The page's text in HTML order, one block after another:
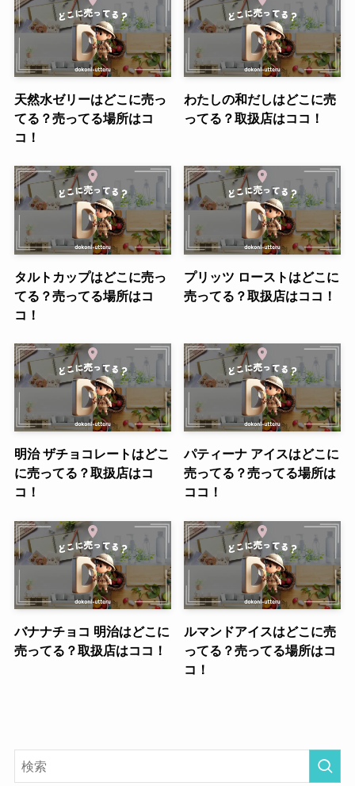
天然水ゼリーはどこに売っ
てる？売ってる場所はコ
コ！
わたしの和だしはどこに売
ってる？取扱店はココ！
タルトカップはどこに売っ
てる？売ってる場所はコ
コ！
プリッツ ローストはどこに
売ってる？取扱店はココ！
明治 ザチョコレートはどこ
に売ってる？取扱店はコ
コ！
パティーナ アイスはどこに
売ってる？売ってる場所は
ココ！
バナナチョコ 明治はどこに
売ってる？取扱店はココ！
ルマンドアイスはどこに売
ってる？売ってる場所はコ
コ！